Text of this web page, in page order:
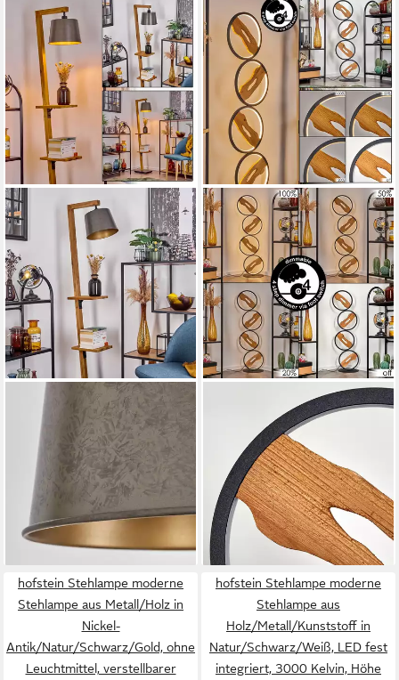
HOFSTEIN
Stehlampe moderne
Stehlampe aus Metall/Holz in
Schwarz/Natur/Nickel-
Antik/Gold, ohne
Leuchtmittel, m. verstellbarem
Schirm, Fußschalter u.
Ablageflächen, 164 cm, 1 x
E27
159,99 € UVP184,90 €
-13%
lieferbar - in 2-3 Werktagen bei dir
Stehlampe Stehlampe aus
Metall/Holz in Schwarz/Natur,
LED fest integriert, 3000
Kelvin, mit Schirmen (27cm),
dimmbar über Fußschalter, 30
Watt, 2900 Lumen
119,99 € UVP224,90 €
-47%
lieferbar - in 2-3 Werktagen bei dir
hofstein Stehlampe moderne
Stehlampe aus Metall/Holz in
Nickel-
Antik/Natur/Schwarz/Gold, ohne
Leuchtmittel, verstellbarer
hofstein Stehlampe moderne
Stehlampe aus
Holz/Metall/Kunststoff in
Natur/Schwarz/Weiß, LED fest
integriert, 3000 Kelvin, Höhe